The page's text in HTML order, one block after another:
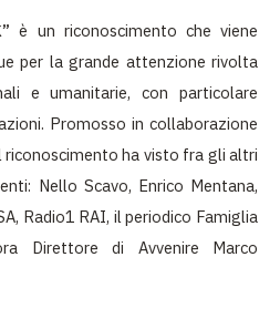
è un riconoscimento che viene
per la grande attenzione rivolta
e umanitarie, con particolare
Promosso in collaborazione
riconoscimento ha visto fra gli altri
Nello Scavo, Enrico Mentana,
Radio1 RAI, il periodico Famiglia
Direttore di Avvenire Marco